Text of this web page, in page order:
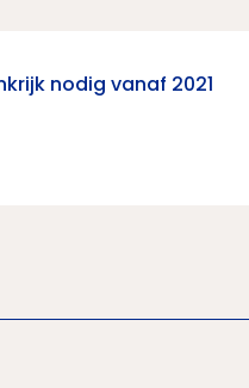
nodig vanaf 2021